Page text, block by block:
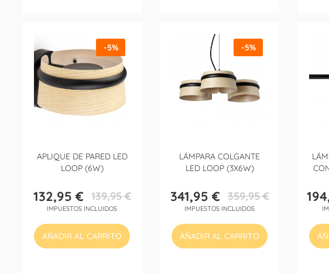
APLIQUE DE PARED LED
LOOP (6W)
Precio
132,95 €Precio
base
139,95 €
IMPUESTOS INCLUIDOS
-5%
AÑADIR AL CARRITO
LÁMPARA COLGANTE
LED LOOP (3X6W)
Precio
341,95 €Precio
base
359,95 €
IMPUESTOS INCLUIDOS
-5%
AÑADIR AL CARRITO